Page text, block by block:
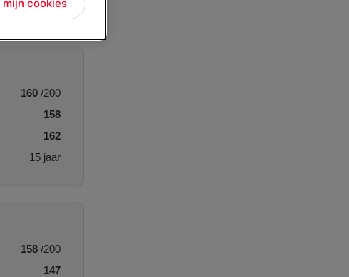
160 /200
158
162
15 jaar
158 /200
147
mijn cookies